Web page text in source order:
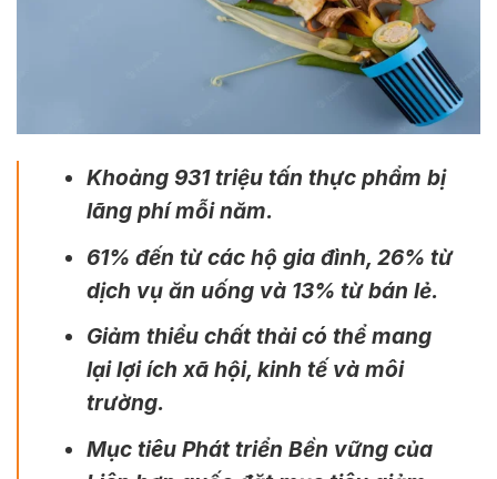
Khoảng 931 triệu tấn thực phẩm bị
lãng phí mỗi năm.
61% đến từ các hộ gia đình, 26% từ
dịch vụ ăn uống và 13% từ bán lẻ.
Giảm thiểu chất thải có thể mang
lại lợi ích xã hội, kinh tế và môi
trường.
Mục tiêu Phát triển Bền vững của